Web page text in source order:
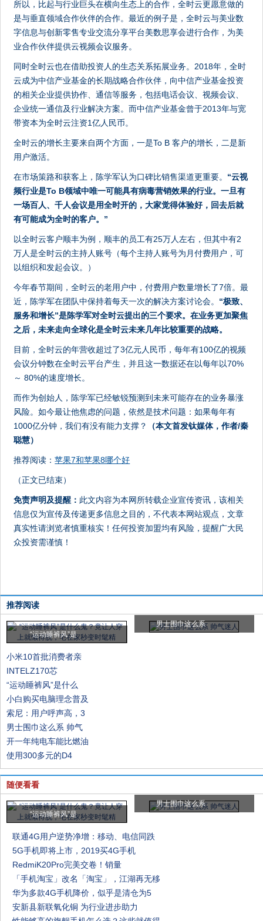
所以，比起与行业巨头在横向生态上的合作，全时云更愿意做的
是与垂直领域合作伙伴的合作。最近的例子是，全时云与美业数
字信息与创新零售专业交流分享平台美数思享会进行合作，为美
业合作伙伴提供云视频会议服务。
同时全时云也在借助投资人的生态关系拓展业务。2018年，全时
云成为中信产业基金的长期战略合作伙伴，向中信产业基金投资
的相关企业提供协作、通信等服务，包括电话会议、视频会议、
企业统一通信及行业解决方案。而中信产业基金曾于2013年与宽
带资本为全时云注资1亿人民币。
全时云的增长主要来自两个方面，一是To B 客户的增长，二是新
用户激活。
在市场策路和获客上，陈学军认为口碑比销售渠道更重要。 “云视
频行业是To B领域中唯一可能具有病毒营销效果的行业。一旦有
一场百人、千人会议是用全时开的，大家觉得体验好，回去后就
有可能成为全时的客户。”
以全时云客户顺丰为例，顺丰的员工有25万人左右，但其中有2
万人是全时云的主持人账号（每个主持人账号为月付费用户，可
以组织和发起会议。）
今年春节期间，全时云的老用户中，付费用户数量增长了7倍。最
近，陈学军在团队中保持着每天一次的解决方案讨论会。 “极致、
服务和增长”是陈学军对全时云提出的三个要求。在业务更加聚焦
之后，未来走向全球化是全时云未来几年比较重要的战略。
目前，全时云的年营收超过了3亿元人民币，每年有100亿的视频
会议分钟数在全时云平台产生，并且这一数据还在以每年以70%
～ 80%的速度增长。
而作为创始人，陈学军已经敏锐预测到未来可能存在的业务暴涨
风险。如今最让他焦虑的问题，依然是技术问题：如果每年有
1000亿分钟，我们有没有能力支撑？
（本文首发钛媒体，作者/秦
聪慧）
推荐阅读：苹果7和苹果8哪个好
（正文已结束）
免责声明及提醒： 此文内容为本网所转载企业宣传资讯，该相关
信息仅为宣传及传递更多信息之目的，不代表本网站观点，文章
真实性请浏览者慎重核实！任何投资加盟均有风险，提醒广大民
众投资需谨慎！
推荐阅读
“运动睡裤风”是
男士围巾这么系
小米10首批消费者亲
INTELZ170芯
“运动睡裤风”是什么
小白购买电脑理念普及
索尼：用户呼声高，3
男士围巾这么系 帅气
开一年纯电车能比燃油
使用300多元的D4
随便看看
“运动睡裤风”是
男士围巾这么系
联通4G用户逆势净增：移动、电信同跌
5G手机即将上市，2019买4G手机
RedmiK20Pro完美交卷！销量
「手机淘宝」改名「淘宝」，江湖再无移
华为多款4G手机降价，似乎是清仓为5
安新县新联氧化铜 为行业进步助力